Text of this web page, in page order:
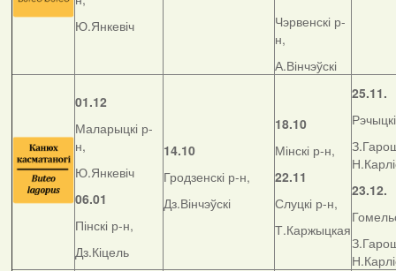
Ю.Янкевіч
Чэрвенскі р-
н,
А.Вінчэўскі
01.12
Маларыцкі р-
н,
Ю.Янкевіч
06.01
Пінскі р-н,
Дз.Кіцель
14.10
Гродзенскі р-н,
Дз.Вінчэўскі
18.10
Мінскі р-н,
22.11
Слуцкі р-н,
Т.Каржыцкая
25.11.
23.12.